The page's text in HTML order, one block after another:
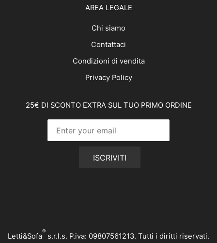
AREA LEGALE
Chi siamo
Contattaci
Condizioni di vendita
Privacy Policy
25€ DI SCONTO EXTRA SUL TUO PRIMO ORDINE
ISCRIVITI
Letti&Sofa
®
s.r.l.s. P.iva: 09807561213. Tutti i diritti riservati.